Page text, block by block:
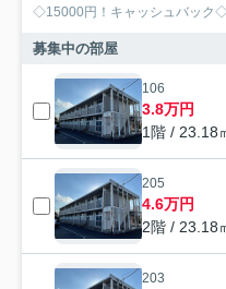
◇15000円！キャッシュバック
募集中の部屋
106
3.8万円
1階 / 23.18
205
4.6万円
2階 / 23.18
203